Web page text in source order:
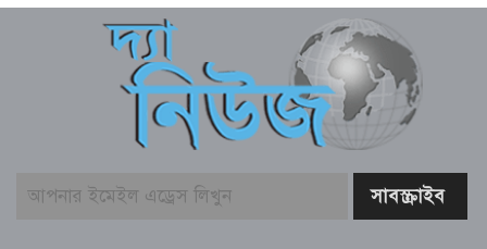
বাবার ভবিষ্যৎ স্বপ্নের সমাধি
জুলাই আন্দোলনের ত্যাগকে চূড়ান্ত পর্যায়ে
নিয়ে যেতে হবে – তথ্যমন্ত্রী
পুলিশ কর্মকর্তাদের নিয়ে অপপ্রচার, কঠোর